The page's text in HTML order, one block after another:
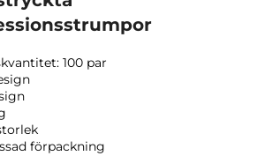
100 par
förpackning